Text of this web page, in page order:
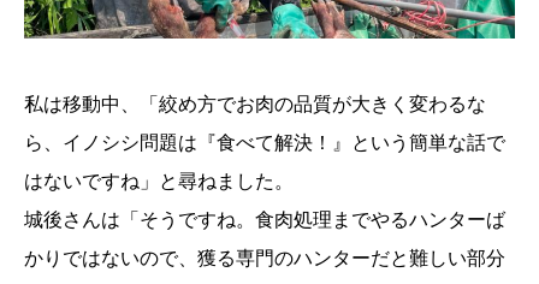
私は移動中、「絞め方でお肉の品質が大きく変わるな
ら、イノシシ問題は『食べて解決！』という簡単な話で
はないですね」と尋ねました。
城後さんは「そうですね。食肉処理までやるハンターば
かりではないので、獲る専門のハンターだと難しい部分